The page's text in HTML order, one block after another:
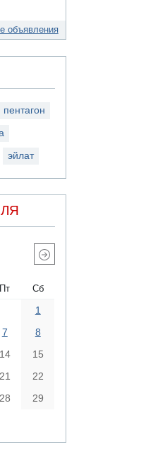
объявления
пентагон
эйлат
Пт Сб
1
7
8
14
15
21
22
28
29